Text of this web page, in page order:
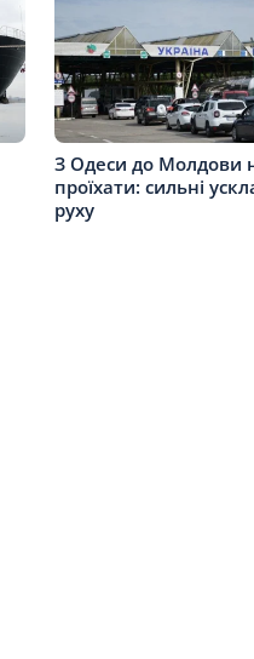
З Одеси до Молдови
проїхати: сильні
руху